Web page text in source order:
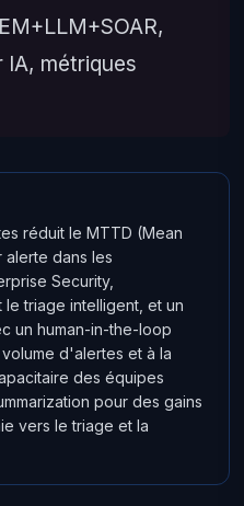
métriques
réduit le MTTD (Mean
dans les
Security,
le triage intelligent, et un
un human-in-the-loop
d'alertes et à la
des équipes
pour des gains
vers le triage et la